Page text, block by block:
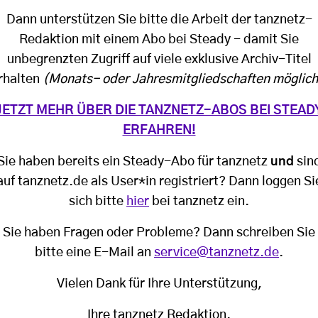
Dann unterstützen Sie bitte die Arbeit der tanznetz-
Redaktion mit einem Abo bei Steady - damit Sie
unbegrenzten Zugriff auf viele exklusive Archiv-Titel
(Monats- oder Jahresmitgliedschaften
MEHR ÜBER DIE TANZNETZ-ABOS BEI
ERFAHREN!
haben bereits ein Steady-Abo für tanznetz und
tanznetz.de als User*in registriert? Dann loggen
sich bitte hier bei tanznetz ein.
Sie haben Fragen oder Probleme? Dann schreiben Sie
bitte eine E-Mail an service@tanznetz.de.
Vielen Dank für Ihre Unterstützung,
Ihre tanznetz Redaktion.